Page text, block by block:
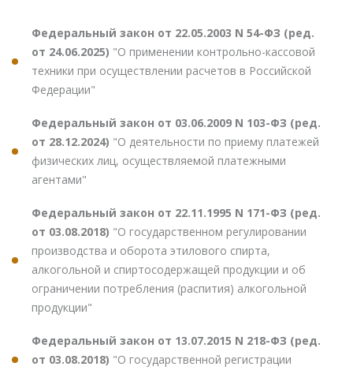
Федеральный закон от 22.05.2003 N 54-ФЗ (ред.
от 24.06.2025) "О применении контрольно-кассовой
техники при осуществлении расчетов в Российской
Федерации"
Федеральный закон от 03.06.2009 N 103-ФЗ (ред.
от 28.12.2024) "О деятельности по приему платежей
физических лиц, осуществляемой платежными
агентами"
Федеральный закон от 22.11.1995 N 171-ФЗ (ред.
от 03.08.2018) "О государственном регулировании
производства и оборота этилового спирта,
алкогольной и спиртосодержащей продукции и об
ограничении потребления (распития) алкогольной
продукции"
Федеральный закон от 13.07.2015 N 218-ФЗ (ред.
от 03.08.2018) "О государственной регистрации